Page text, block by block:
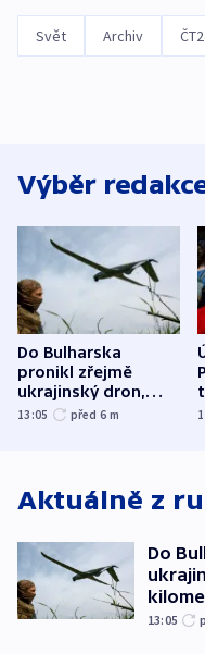
Svět Archiv
Výběr
Do Bulharska
pronikl zřejmě
ukrajinský dron,
explodoval kilometr
13:05 před 6 m
Aktuálně z
Do
13:05